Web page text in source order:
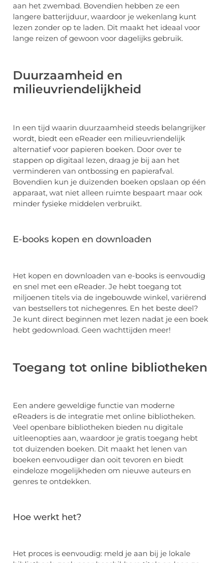
aan het zwembad. Bovendien hebben ze een
langere batterijduur, waardoor je wekenlang kunt
lezen zonder op te laden. Dit maakt het ideaal voor
lange reizen of gewoon voor dagelijks gebruik.
Duurzaamheid en
milieuvriendelijkheid
In een tijd waarin duurzaamheid steeds belangrijker
wordt, biedt een eReader een milieuvriendelijk
alternatief voor papieren boeken. Door over te
stappen op digitaal lezen, draag je bij aan het
verminderen van ontbossing en papierafval.
Bovendien kun je duizenden boeken opslaan op één
apparaat, wat niet alleen ruimte bespaart maar ook
minder fysieke middelen verbruikt.
E-books kopen en downloaden
Het kopen en downloaden van e-books is eenvoudig
en snel met een eReader. Je hebt toegang tot
miljoenen titels via de ingebouwde winkel, variërend
van bestsellers tot nichegenres. En het beste deel?
Je kunt direct beginnen met lezen nadat je een boek
hebt gedownload. Geen wachttijden meer!
Toegang tot online bibliotheken
Een andere geweldige functie van moderne
eReaders is de integratie met online bibliotheken.
Veel openbare bibliotheken bieden nu digitale
uitleenopties aan, waardoor je gratis toegang hebt
tot duizenden boeken. Dit maakt het lenen van
boeken eenvoudiger dan ooit tevoren en biedt
eindeloze mogelijkheden om nieuwe auteurs en
genres te ontdekken.
Hoe werkt het?
Het proces is eenvoudig: meld je aan bij je lokale